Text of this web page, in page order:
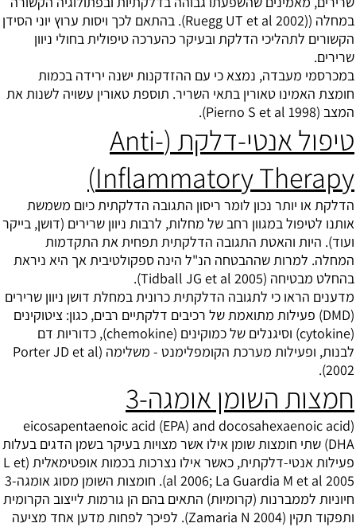
במחלה ((Ruegg UT et al 2002). בהתאם לכך ויסות ערוץ יוני הסידן
הקשורים לתהליכי הדלקת ובעיקר כהערכה טיפולית בחולי ניוון
שרירים.
במכרסמי מעבדה, נמצא כי עם ההזדקנות ישנה ירידה בכמות
חומצת האמינו טאורין בתאי השריר. תוספת טאורין עשויה לשנות את
המצב (Pierno S et al 1998).
טיפול אנטי-דלקת (Anti-
Inflammatory Therapy)
הדלקת או יותר נכון לומר ריסון התגובה הדלקתית כיום משמשת
אותנו לטיפול במגוון רחב של מחלות, לרבות ניוון שרירים (דושן, בייקר
ועוד). היות והאטת התגובה הדלקתית תפחית את התקדמות
המחלה. למרות שההבטחה הנ"ל הינה ספקולטיבית אך היא ניראת
בהחלט מבטיחה (Tidball JG et al 2005).
מדענים הראו כי לתגובה הדלקתית כרונית במחלת דושן ניוון שרירים
(DMD) פעילות מתואמת של רכיבים דלקתיים רבים, כגון: ציטוקינים
(cytokine) וסיגנלים של כמוקינים (chemokine), כדוריות דם
לבנות, ופעילות מערכת הקומפלימנט - משלימה (Porter JD et al
2002).
חמצות השומן אומגה-3
(eicosapentaenoic acid (EPA) and docosahexaenoic acid
(DHA שתי חומצות שומן אילו אשר מצויות בעיקר בשמן הדגים בעלות
פעילות אנטי-דלקתית, כאשר אילו נצרכות בכמות אופטימאלית (L et
al 2006; La Guardia M et al 2005). חומצות השומן מסוג אומגה-3
חיוניות לממברנות (קרומיות) התאים בהם הן גורמות לייצוב הקרומית
ותפקוד תקין (Zamaria N 2004). לפיכך לפחות מדען אחד מציעה